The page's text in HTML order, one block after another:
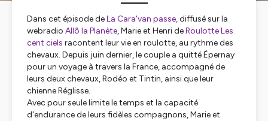
Dans cet épisode deLa Cara'van passe,diffusé sur la
webradio Allô la Planète, Marie et Henri deRoulotte Les
cent ciels racontent leur vie en roulotte, au rythme des
chevaux. Depuis juin dernier, le couple a quitté Épernay
pour un voyage à travers la France, accompagné de
leurs deux chevaux, Rodéo et Tintin, ainsi que leur
chienne Réglisse.
Avec pour seule limite le temps et la capacité
d'endurance de leurs fidèles compagnons, Marie et